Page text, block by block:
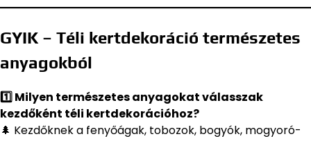
GYIK – Téli kertdekoráció természetes
anyagokból
1️⃣ Milyen természetes anyagokat válasszak
kezdőként téli kertdekorációhoz?
🌲 Kezdőknek a fenyőágak, tobozok, bogyók, mogyoró-